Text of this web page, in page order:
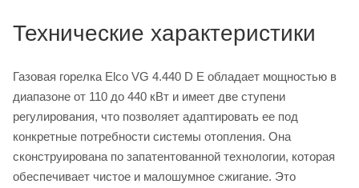
Технические характеристики
Газовая горелка Elco VG 4.440 D E обладает мощностью в
диапазоне от 110 до 440 кВт и имеет две ступени
регулирования, что позволяет адаптировать ее под
конкретные потребности системы отопления. Она
сконструирована по запатентованной технологии, которая
обеспечивает чистое и малошумное сжигание. Это